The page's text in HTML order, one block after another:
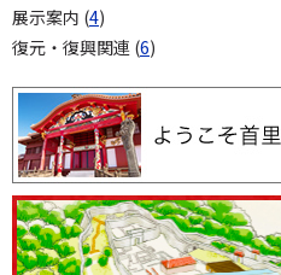
展示案内 (4)
復元・復興関連 (6)